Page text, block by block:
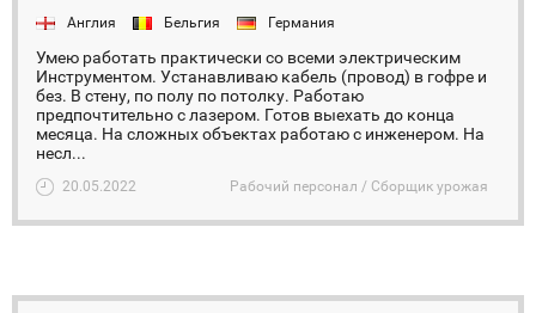
Англия Бельгия Германия
Умею работать практически со всеми электрическим
Инструментом. Устанавливаю кабель (провод) в гофре и
без. В стену, по полу по потолку. Работаю
предпочтительно с лазером. Готов выехать до конца
месяца. На сложных объектах работаю с инженером. На
несл...
20.05.2022 Рабочий персонал / Сборщик урожая